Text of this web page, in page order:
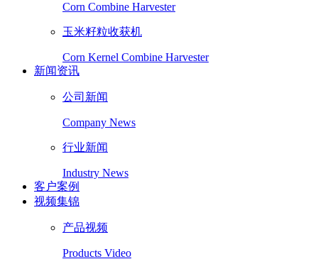
Corn Combine Harvester
玉米籽粒收获机
Corn Kernel Combine Harvester
新闻资讯
公司新闻
Company News
行业新闻
Industry News
客户案例
视频集锦
产品视频
Products Video